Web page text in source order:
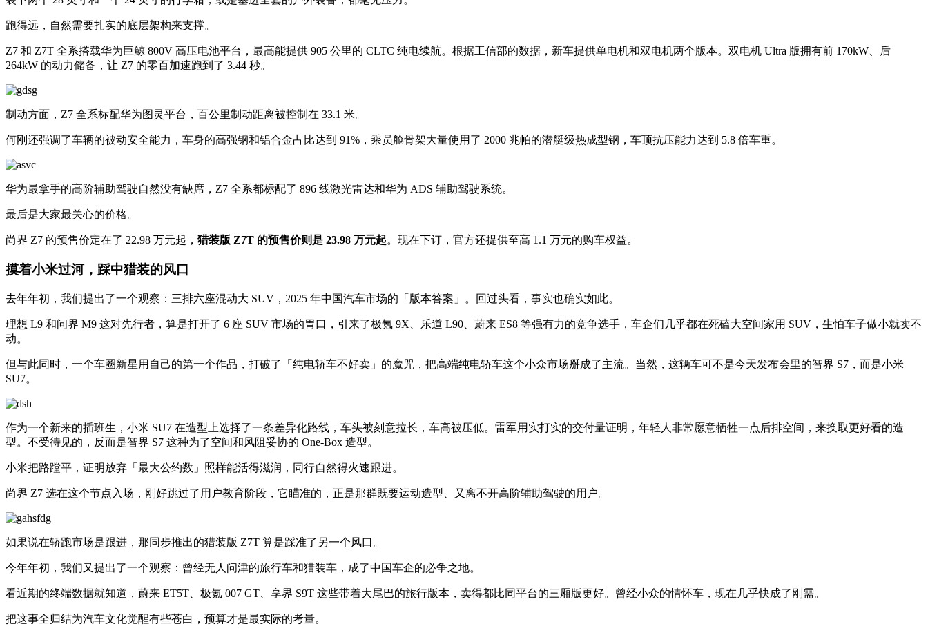
跑得远，自然需要扎实的底层架构来支撑。
Z7 和 Z7T 全系搭载华为巨鲸 800V 高压电池平台，最高能提供 905 公里的 CLTC 纯电续航。根据工信部的数据，新车提供单电机和双电机两个版本。双电机 Ultra 版拥有前 170kW、后
264kW 的动力储备，让 Z7 的零百加速跑到了 3.44 秒。
制动方面，Z7 全系标配华为图灵平台，百公里制动距离被控制在 33.1 米。
何刚还强调了车辆的被动安全能力，车身的高强钢和铝合金占比达到 91%，乘员舱骨架大量使用了 2000 兆帕的潜艇级热成型钢，车顶抗压能力达到 5.8 倍车重。
华为最拿手的高阶辅助驾驶自然没有缺席，Z7 全系都标配了 896 线激光雷达和华为 ADS 辅助驾驶系统。
最后是大家最关心的价格。
尚界 Z7 的预售价定在了 22.98 万元起， 猎装版 Z7T 的预售价则是 23.98 万元起。现在下订，官方还提供至高 1.1 万元的购车权益。
摸着小米过河，踩中猎装的风口
去年年初，我们提出了一个观察：三排六座混动大 SUV，2025 年中国汽车市场的「版本答案」。回过头看，事实也确实如此。
理想 L9 和问界 M9 这对先行者，算是打开了 6 座 SUV 市场的胃口，引来了极氪 9X、乐道 L90、蔚来 ES8 等强有力的竞争选手，车企们几乎都在死磕大空间家用 SUV，生怕车子做小就卖不
动。
但与此同时，一个车圈新星用自己的第一个作品，打破了「纯电轿车不好卖」的魔咒，把高端纯电轿车这个小众市场掰成了主流。当然，这辆车可不是今天发布会里的智界 S7，而是小米
SU7。
作为一个新来的插班生，小米 SU7 在造型上选择了一条差异化路线，车头被刻意拉长，车高被压低。雷军用实打实的交付量证明，年轻人非常愿意牺牲一点后排空间，来换取更好看的造
型。不受待见的，反而是智界 S7 这种为了空间和风阻妥协的 One-Box 造型。
小米把路蹚平，证明放弃「最大公约数」照样能活得滋润，同行自然得火速跟进。
尚界 Z7 选在这个节点入场，刚好跳过了用户教育阶段，它瞄准的，正是那群既要运动造型、又离不开高阶辅助驾驶的用户。
如果说在轿跑市场是跟进，那同步推出的猎装版 Z7T 算是踩准了另一个风口。
今年年初，我们又提出了一个观察：曾经无人问津的旅行车和猎装车，成了中国车企的必争之地。
看近期的终端数据就知道，蔚来 ET5T、极氪 007 GT、享界 S9T 这些带着大尾巴的旅行版本，卖得都比同平台的三厢版更好。曾经小众的情怀车，现在几乎快成了刚需。
把这事全归结为汽车文化觉醒有些苍白，预算才是最实际的考量。